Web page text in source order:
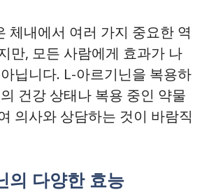
체내에서 여러 가지 중요한 역
만, 모든 사람에게 효과가 나
닙니다. L-아르기닌을 복용하
건강 상태나 복용 중인 약물
의사와 상담하는 것이 바람직
의 다양한 효능